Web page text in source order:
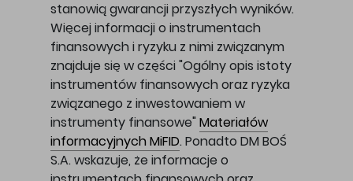
stanowią gwarancji przyszłych wyników.
Więcej informacji o instrumentach
finansowych i ryzyku z nimi związanym
znajduje się w części "Ogólny opis istoty
instrumentów finansowych oraz ryzyka
związanego z inwestowaniem w
instrumenty finansowe" Materiałów
informacyjnych MiFID. Ponadto DM BOŚ
S.A. wskazuje, że informacje o